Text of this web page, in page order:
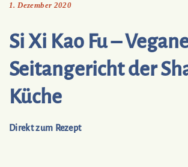
1. Dezember 2020
Si Xi Kao Fu –
Seitangericht der
Küche
Direkt zum Rezept